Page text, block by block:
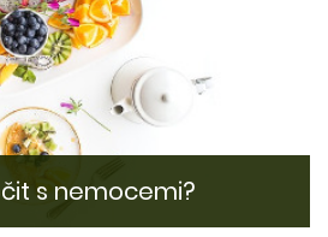
s nemocemi?